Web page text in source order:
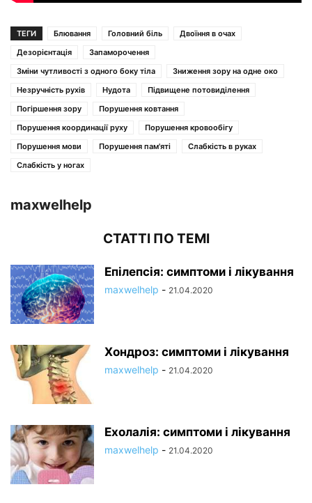
ТЕГИ Блювання Головний біль
Двоїння в очах
Дезорієнтація
Запаморочення
Зміни чутливості з одного боку тіла
Зниження зору на одне око
Незручність рухів
Нудота
Підвищене потовиділення
Погіршення зору
Порушення ковтання
Порушення координації руху
Порушення кровообігу
Порушення мови
Порушення пам'яті
Слабкість в руках
Слабкість у ногах
maxwelhelp
СТАТТІ ПО ТЕМІ
Епілепсія: симптоми і лікування
maxwelhelp - 21.04.2020
Хондроз: симптоми і лікування
maxwelhelp - 21.04.2020
Ехолалія: симптоми і лікування
maxwelhelp - 21.04.2020